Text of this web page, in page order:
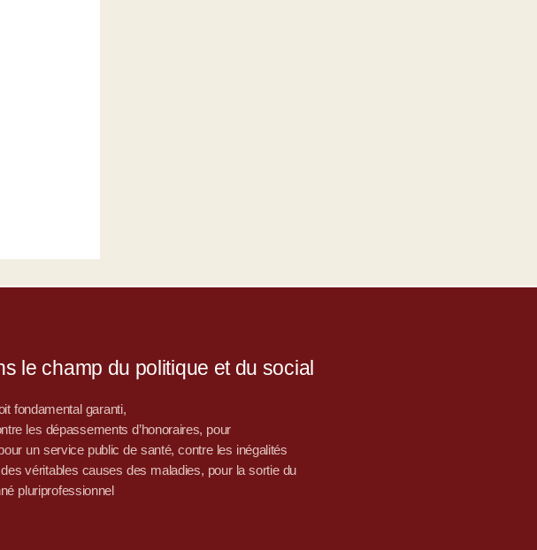
le champ du politique et du social
fondamental garanti,
les dépassements d’honoraires, pour
un service public de santé, contre les inégalités
véritables causes des maladies, pour la sortie du
pluriprofessionnel